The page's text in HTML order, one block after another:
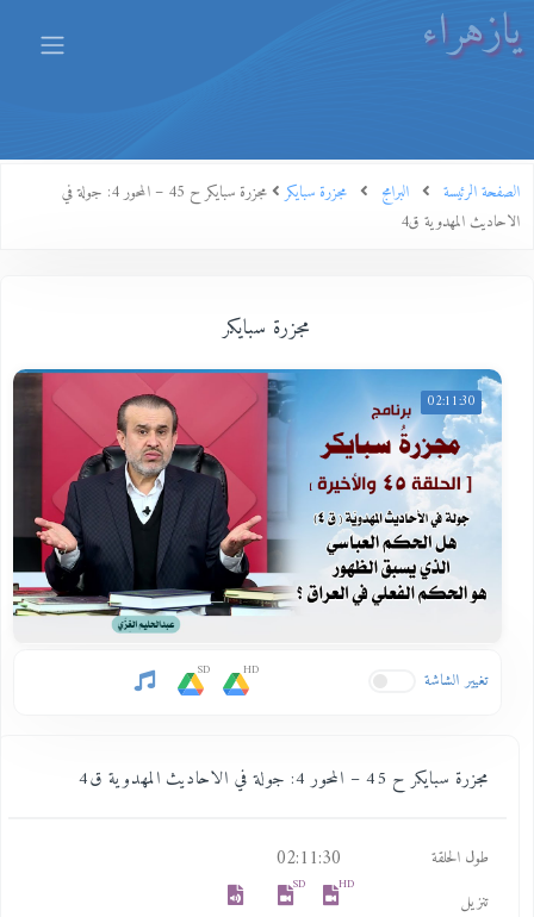
يازهراء
الصفحة الرئيسة البرامج مجزرة سبايكر
مجزرة سبايكر ح 45 – المحور 4: جولة في
الاحاديث المهدوية ق4
مجزرة سبايكر
02:11:30
تغيير الشاشة HD
SD
مجزرة سبايكر ح 45 – المحور 4: جولة في الاحاديث المهدوية ق4
طول الحلقة 02:11:30
تنزيل
HD
SD